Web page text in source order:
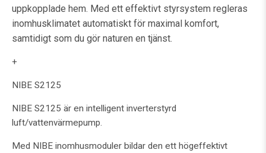
uppkopplade hem. Med ett effektivt styrsystem regleras
inomhusklimatet automatiskt för maximal komfort,
samtidigt som du gör naturen en tjänst.
+
NIBE S2125
NIBE S2125 är en intelligent inverterstyrd
luft/vattenvärmepump.
Med NIBE inomhusmoduler bildar den ett högeffektivt